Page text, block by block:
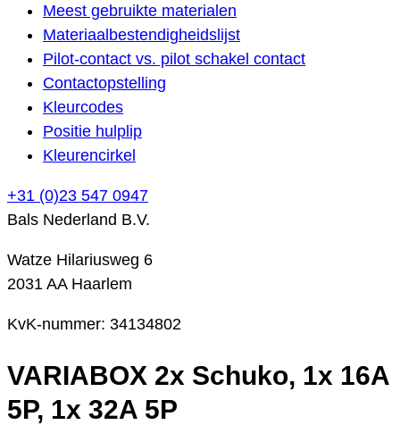
Meest gebruikte materialen
Materiaalbestendigheidslijst
Pilot-contact vs. pilot schakel contact
Contactopstelling
Kleurcodes
Positie hulplip
Kleurencirkel
+31 (0)23 547 0947
Bals Nederland B.V.
Watze Hilariusweg 6
2031 AA Haarlem
KvK-nummer: 34134802
VARIABOX 2x Schuko, 1x 16A
5P, 1x 32A 5P